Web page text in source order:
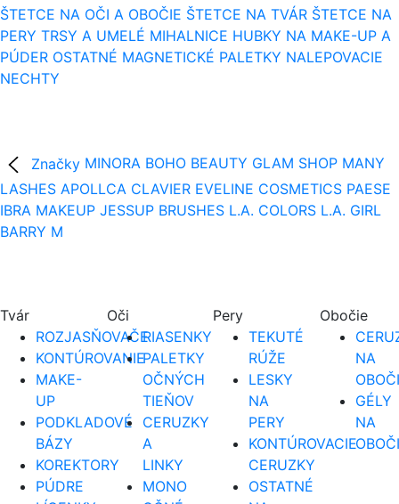
ŠTETCE NA OČI A OBOČIE ŠTETCE NA TVÁR ŠTETCE NA
PERY TRSY A UMELÉ MIHALNICE HUBKY NA MAKE-UP A
PÚDER OSTATNÉ MAGNETICKÉ PALETKY NALEPOVACIE
NECHTY
Značky MINORA BOHO BEAUTY GLAM SHOP MANY
LASHES APOLLCA CLAVIER EVELINE COSMETICS PAESE
IBRA MAKEUP JESSUP BRUSHES L.A. COLORS L.A. GIRL
BARRY M
Tvár
ROZJASŇOVAČE
KONTÚROVANIE
MAKE-
UP
PODKLADOVÉ
BÁZY
KOREKTORY
PÚDRE
Oči
RIASENKY
PALETKY
OČNÝCH
TIEŇOV
CERUZKY
A
LINKY
MONO
Pery
TEKUTÉ
RÚŽE
LESKY
NA
PERY
KONTÚROVACIE
CERUZKY
OSTATNÉ
Obočie
NA
GÉLY
NA